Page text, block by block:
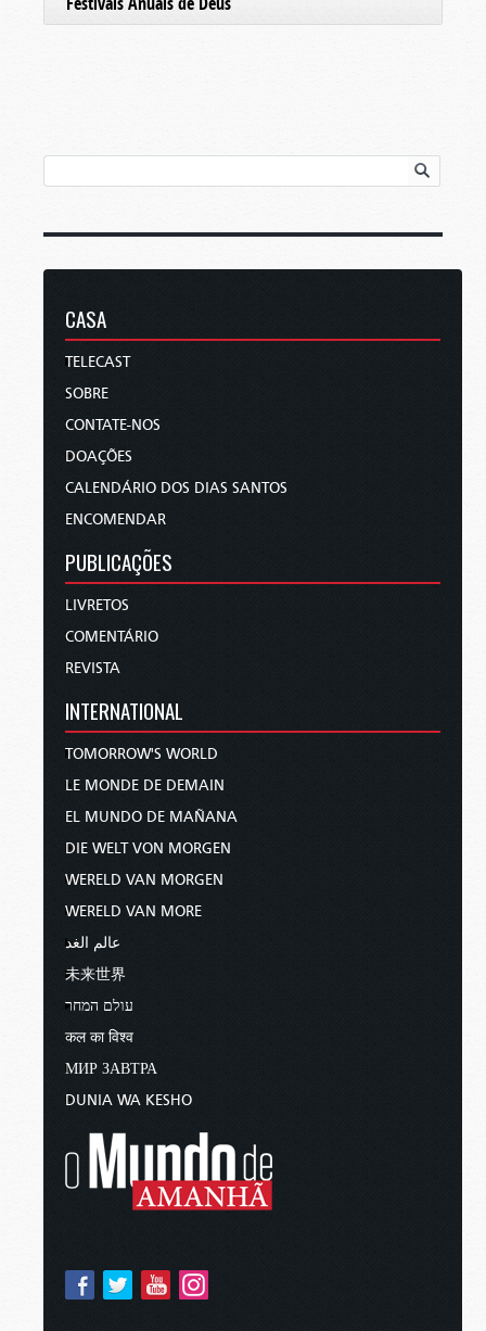
CASA
TELECAST
SOBRE
CONTATE-NOS
DOAÇÕES
CALENDÁRIO DOS DIAS SANTOS
ENCOMENDAR
PUBLICAÇÕES
LIVRETOS
COMENTÁRIO
REVISTA
INTERNATIONAL
TOMORROW'S WORLD
LE MONDE DE DEMAIN
EL MUNDO DE MAÑANA
DIE WELT VON MORGEN
WERELD VAN MORGEN
WERELD VAN MORE
عالم الغد
未来世界
עולם המחר
कल का विश्व
МИР ЗАВТРА
DUNIA WA KESHO